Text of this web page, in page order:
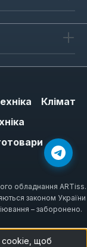
що
від
з
Клімат
обладнання ARTiss.
законом України
– заборонено.
cookie, щоб